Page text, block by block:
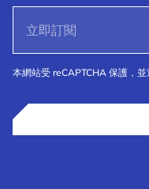
本網站受 reCAPTCHA 保護，